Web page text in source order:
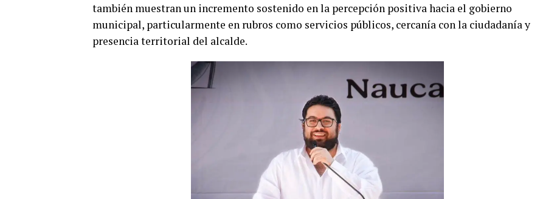
también muestran un incremento sostenido en la percepción positiva hacia el gobierno
municipal, particularmente en rubros como servicios públicos, cercanía con la ciudadanía y
presencia territorial del alcalde.